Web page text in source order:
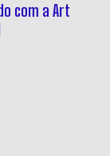
com a Art